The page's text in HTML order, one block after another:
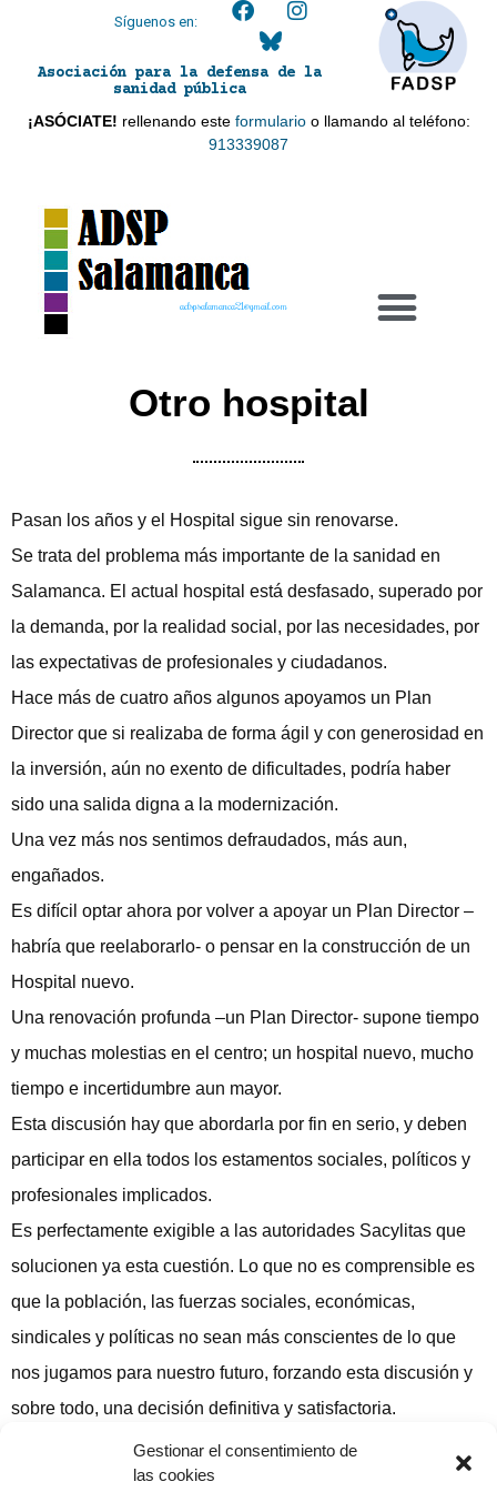
Gestionar el consentimiento de
las cookies
Síguenos en:
Asociación para la defensa de la
sanidad pública
¡ASÓCIATE! rellenando este formularioo llamando al teléfono:
913339087
adspsalamanca21@gmail.com
Otro hospital
Pasan los años y el Hospital sigue sin renovarse.
Se trata del problema más importante de la sanidad en
Salamanca. El actual hospital está desfasado, superado por
la demanda, por la realidad social, por las necesidades, por
las expectativas de profesionales y ciudadanos.
Hace más de cuatro años algunos apoyamos un Plan
Director que si realizaba de forma ágil y con generosidad en
la inversión, aún no exento de dificultades, podría haber
sido una salida digna a la modernización.
Una vez más nos sentimos defraudados, más aun,
engañados.
Es difícil optar ahora por volver a apoyar un Plan Director –
habría que reelaborarlo- o pensar en la construcción de un
Hospital nuevo.
Una renovación profunda –un Plan Director- supone tiempo
y muchas molestias en el centro; un hospital nuevo, mucho
tiempo e incertidumbre aun mayor.
Esta discusión hay que abordarla por fin en serio, y deben
participar en ella todos los estamentos sociales, políticos y
profesionales implicados.
Es perfectamente exigible a las autoridades Sacylitas que
solucionen ya esta cuestión. Lo que no es comprensible es
que la población, las fuerzas sociales, económicas,
sindicales y políticas no sean más conscientes de lo que
nos jugamos para nuestro futuro, forzando esta discusión y
sobre todo, una decisión definitiva y satisfactoria.
Miguel González Hierro. El Adelanto Marzo 2005